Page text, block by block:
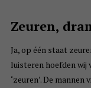
Zeuren,
Ja, op één staat
luisteren hoefden wij
‘zeuren’. De